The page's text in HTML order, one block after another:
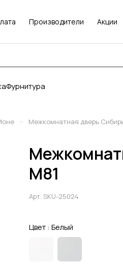
Производители Акции
Фурнитура
– Межкомнатная дверь
M81
Арт. SKU-25024
Цвет : Белый